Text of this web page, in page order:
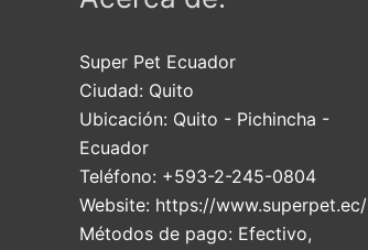
Super Pet Ecuador
Ciudad: Quito
Ubicación: Quito - Pichincha -
Ecuador
Teléfono: +593-2-245-0804
Website: https://www.superpet.ec/
Métodos de pago: Efectivo,